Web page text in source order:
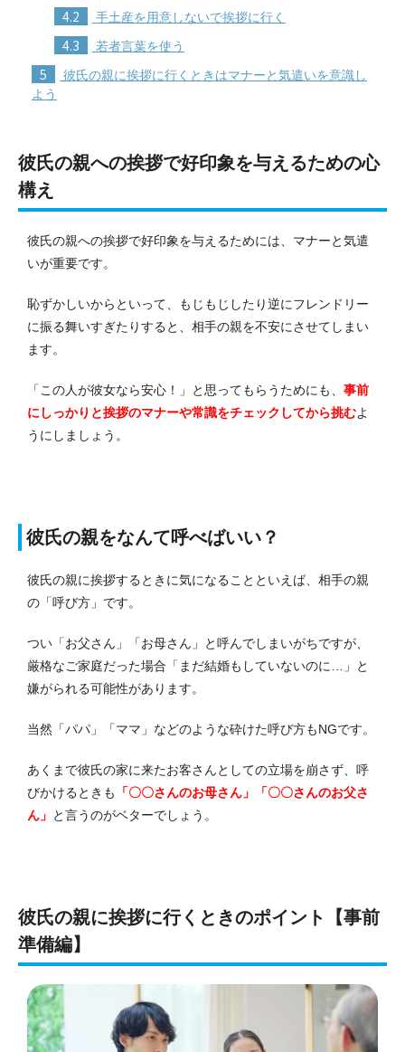
4.2 手土産を用意しないで挨拶に行く
4.3 若者言葉を使う
5
彼氏の親に挨拶に行くときはマナーと気遣いを意識し
よう
彼氏の親への挨拶で好印象を与えるための心
構え
彼氏の親への挨拶で好印象を与えるためには、マナーと気遣
いが重要です。
恥ずかしいからといって、もじもじしたり逆にフレンドリー
に振る舞いすぎたりすると、相手の親を不安にさせてしまい
ます。
「この人が彼女なら安心！」と思ってもらうためにも、 事前
にしっかりと挨拶のマナーや常識をチェックしてから挑むよ
うにしましょう。
彼氏の親をなんて呼べばいい？
彼氏の親に挨拶するときに気になることといえば、相手の親
の「呼び方」です。
つい「お父さん」「お母さん」と呼んでしまいがちですが、
厳格なご家庭だった場合「まだ結婚もしていないのに…」と
嫌がられる可能性があります。
当然「パパ」「ママ」などのような砕けた呼び方もNGです。
あくまで彼氏の家に来たお客さんとしての立場を崩さず、呼
びかけるときも
「〇〇さんのお母さん」「〇〇さんのお父さ
ん」 と言うのがベターでしょう。
彼氏の親に挨拶に行くときのポイント【事前
準備編】